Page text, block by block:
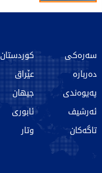
سەرەکی
دەربارە
پەیوەندی
ئەرشیف
تاگەکان
کوردستان
عێراق
جیهان
ئابوری
وتار